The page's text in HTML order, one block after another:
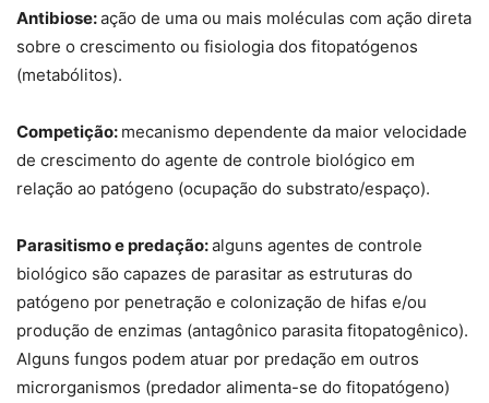
Antibiose:ação de uma ou mais moléculas com ação direta
sobre o crescimento ou fisiologia dos fitopatógenos
(metabólitos).
Competição: mecanismo dependente da maior velocidade
de crescimento do agente de controle biológico em
relação ao patógeno (ocupação do substrato/espaço).
Parasitismo e predação:alguns agentes de controle
biológico são capazes de parasitar as estruturas do
patógeno por penetração e colonização de hifas e/ou
produção de enzimas (antagônico parasita fitopatogênico).
Alguns fungos podem atuar por predação em outros
microrganismos (predador alimenta-se do fitopatógeno)